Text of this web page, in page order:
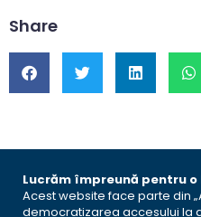
Share
Lucrăm împreună pentru o
Acest website face parte din
democratizarea accesului la